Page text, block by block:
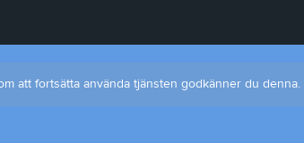
att fortsätta använda tjänsten godkänner du denna.